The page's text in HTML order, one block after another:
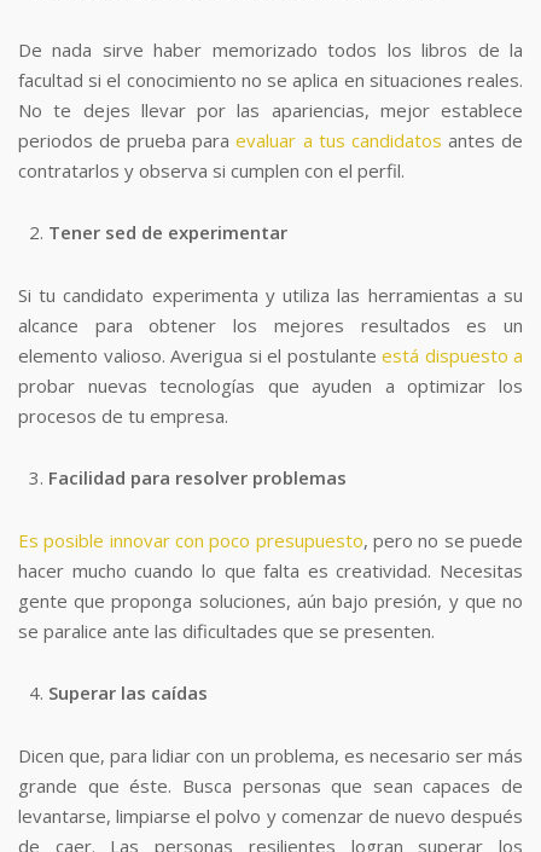
De nada sirve haber memorizado todos los libros de la
facultad si el conocimiento no se aplica en situaciones reales.
No te dejes llevar por las apariencias, mejor establece
periodos de prueba paraevaluar a tus candidatos antes de
contratarlos y observa si cumplen con el perfil.
Tener sed de experimentar
Si tu candidato experimenta y utiliza las herramientas a su
alcance para obtener los mejores resultados es un
elemento valioso. Averigua si el postulante está dispuesto a
probar nuevas tecnologías que ayuden a optimizar los
procesos de tu empresa.
Facilidad para resolver problemas
Es posible innovar con poco presupuesto, pero no se puede
hacer mucho cuando lo que falta es creatividad. Necesitas
gente que proponga soluciones, aún bajo presión, y que no
se paralice ante las dificultades que se presenten.
Superar las caídas
Dicen que, para lidiar con un problema, es necesario ser más
grande que éste. Busca personas que sean capaces de
levantarse, limpiarse el polvo y comenzar de nuevo después
de caer. Las personas resilientes logran superar los